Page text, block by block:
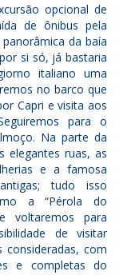
opcional de
de ônibus pela
da baía
si só, já bastaria
italiano uma
no barco que
Capri e visita aos
para o
Na parte da
elegantes ruas, as
e a famosa
tudo isso
a “Pérola do
voltaremos para
de visitar
consideradas, com
e completas do